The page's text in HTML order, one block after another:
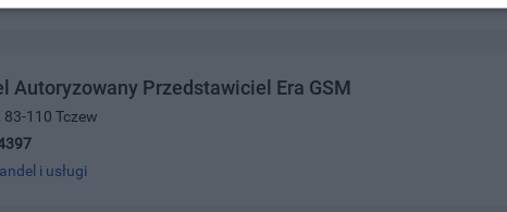
Autoryzowany Przedstawiciel Era GSM
83-110 Tczew
i usługi